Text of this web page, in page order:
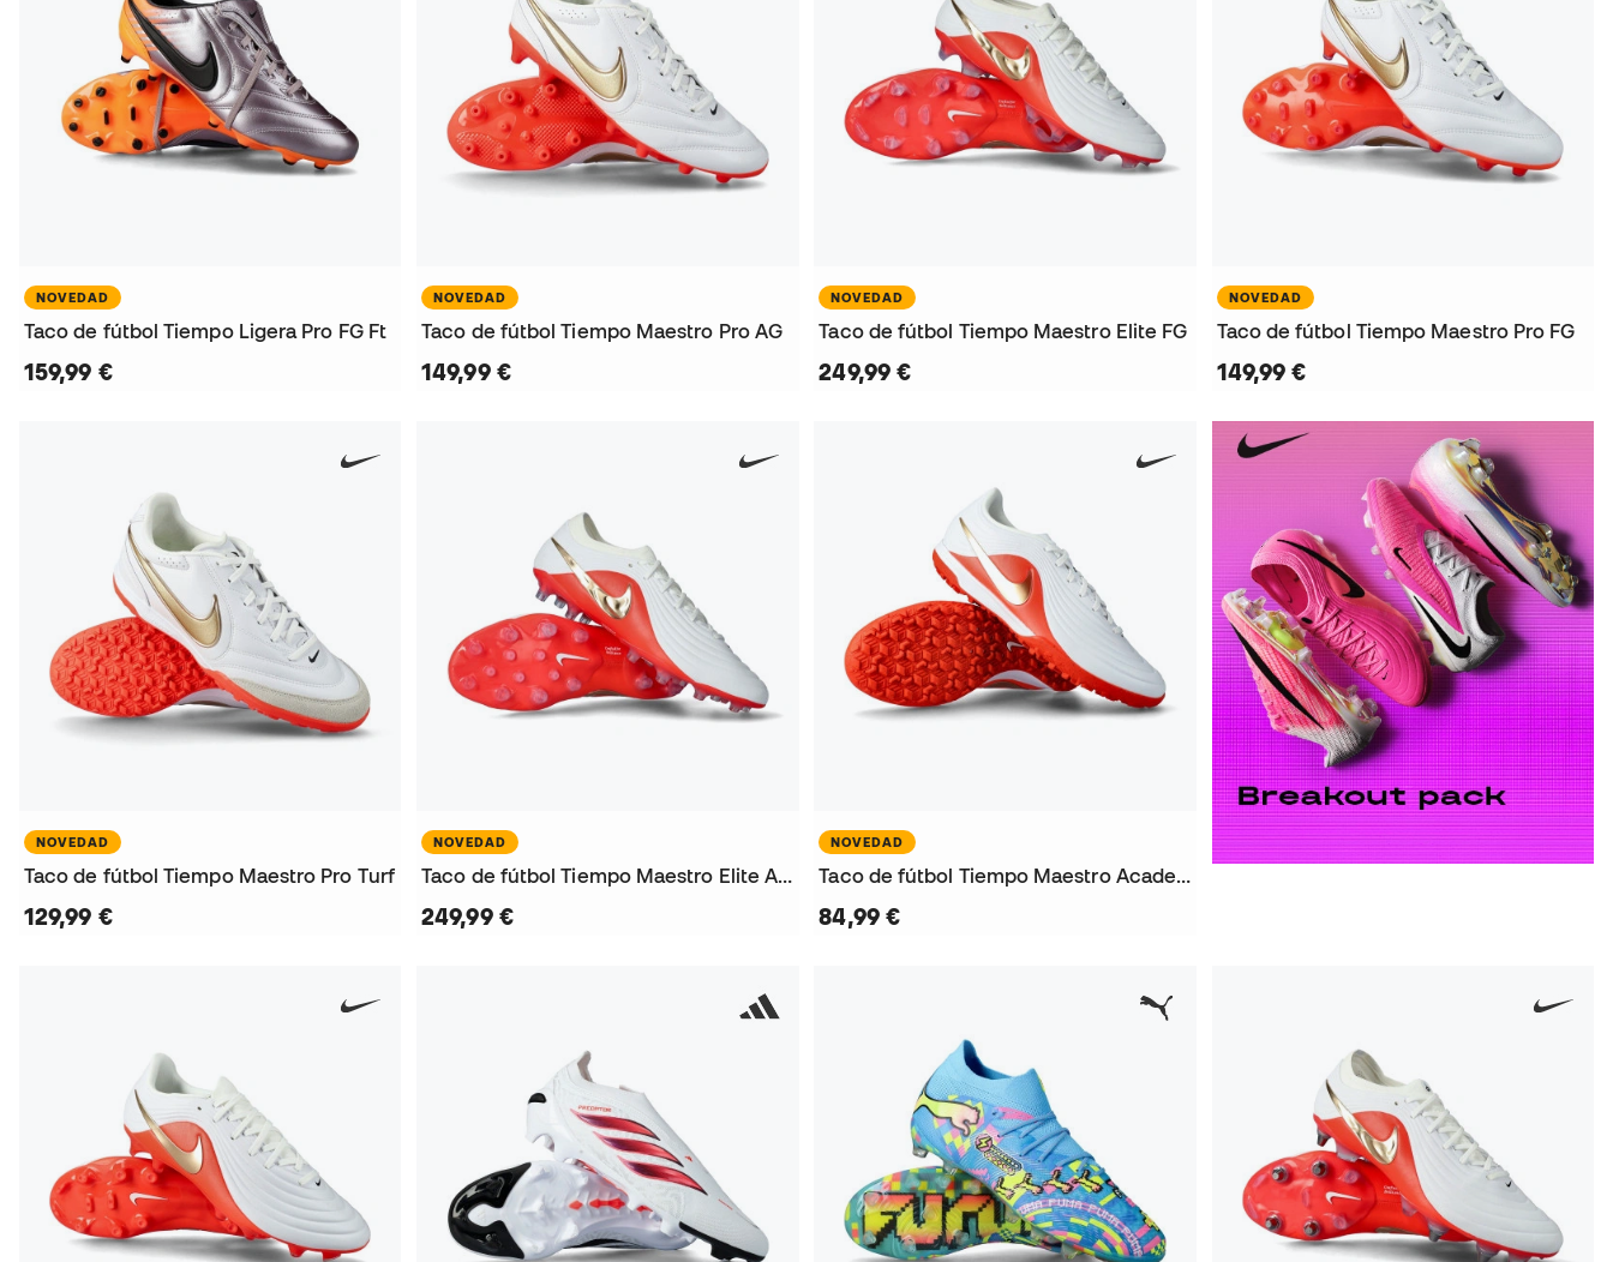
NOVEDAD
Taco de fútbol Tiempo Ligera Pro FG Ft
159,99 €
NOVEDAD
Taco de fútbol Tiempo Maestro Pro AG
149,99 €
NOVEDAD
Taco de fútbol Tiempo Maestro Elite FG
249,99 €
NOVEDAD
Taco de fútbol Tiempo Maestro Pro FG
149,99 €
NOVEDAD
Taco de fútbol Tiempo Maestro Pro Turf
129,99 €
NOVEDAD
Taco de fútbol Tiempo Maestro Elite AG-Pro
249,99 €
NOVEDAD
Taco de fútbol Tiempo Maestro Academy Turf
84,99 €